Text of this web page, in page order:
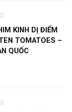
KINH DỊ ĐIỂM
TOMATOES –
QUỐC